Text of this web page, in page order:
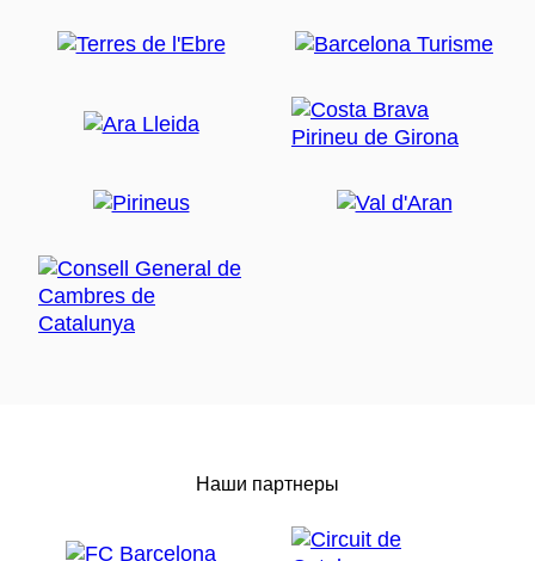
Наши партнеры